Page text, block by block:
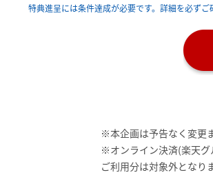
特典進呈には条件達成が必要です。詳細を必ずご
※本企画は予告なく変更
※オンライン決済(楽天グ
ご利用分は対象外となり